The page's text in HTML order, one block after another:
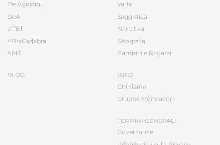
De Agostini
DeA
UTET
ABraCadabra
AMZ
BLOG
Varia
Saggistica
Narrativa
Geografia
Bambini e Ragazzi
INFO
Chi siamo
Gruppo Mondadori
TERMINI GENERALI
Governance